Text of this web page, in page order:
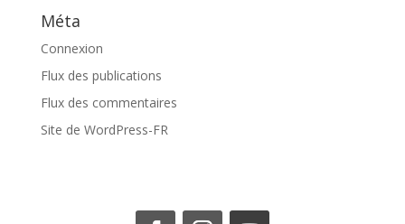
Méta
Connexion
Flux des publications
Flux des commentaires
Site de WordPress-FR